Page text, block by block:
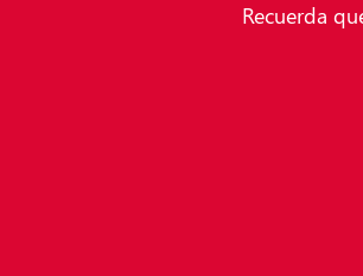
Recuerda